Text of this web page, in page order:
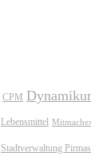
CPM
Lebensmittel
Stadtverwaltung